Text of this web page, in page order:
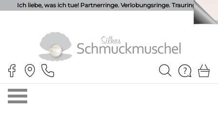
Ich liebe, was ich tue! Partnerringe. Verlobungsringe. Trauringe.